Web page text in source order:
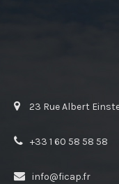
23 Rue Albert
+33 1 60 58 58 58
info@ficap.fr